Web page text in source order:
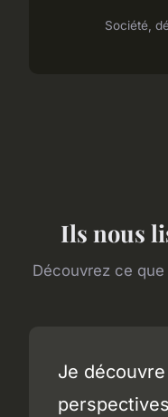
Société,
Ils nous
Découvrez ce
Je